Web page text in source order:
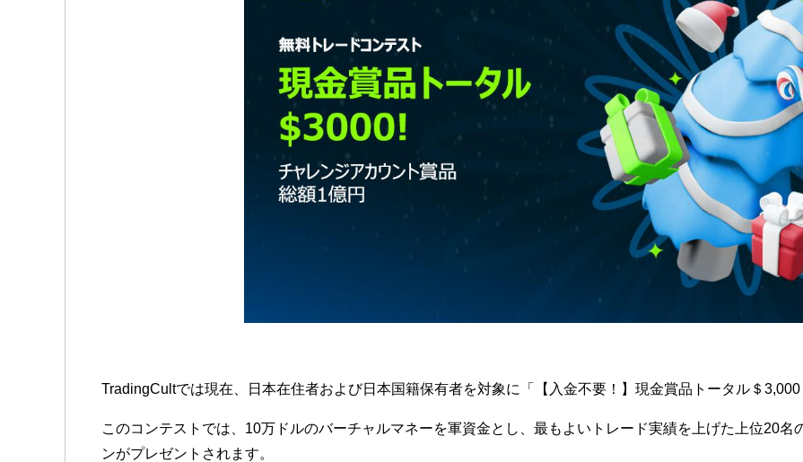
TradingCultでは現在、日本在住者および日本国籍保有者を対象に「【入金不要！】現金賞品トータル＄
このコンテストでは、10万ドルのバーチャルマネーを軍資金とし、最もよいトレード実績を上げた上位20
ンがプレゼントされます。